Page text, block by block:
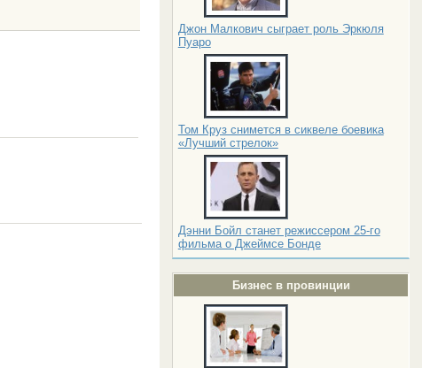
Джон Малкович сыграет роль Эркюля
Пуаро
Том Круз снимется в сиквеле боевика
«Лучший стрелок»
Дэнни Бойл станет режиссером 25-го
фильма о Джеймсе Бонде
Бизнес в провинции